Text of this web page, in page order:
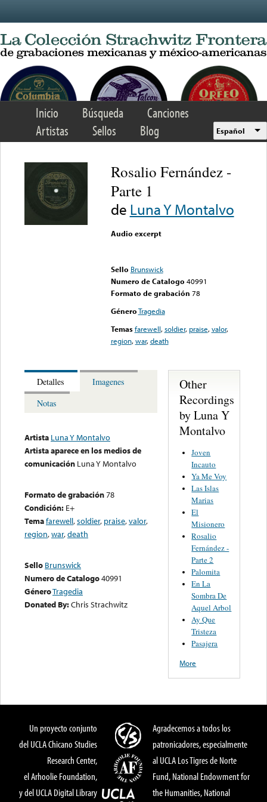
Inicio Búsqueda
Canciones
Artistas
Sellos Blog Español
Rosalio Fernández -
Parte 1
de Luna Y Montalvo
Audio excerpt
Sello Brunswick
Numero de Catalogo 40991
Formato de grabación 78
GéneroTragedia
Temas farewell,soldier, praise,valor,
region,war,death
Detalles
Imagenes
Notas
Artista Luna Y Montalvo
Artista aparece en los medios de
comunicación Luna Y Montalvo
Formato de grabación78
Condición: E+
Temafarewell,soldier, praise,valor,
region,war,death
Sello Brunswick
Numero de Catalogo40991
GéneroTragedia
Donated By:Chris Strachwitz
Other
Recordings
by Luna Y
Montalvo
Joven
Incauto
Ya Me Voy
Las Islas
Marias
El
Misionero
Rosalio
Fernández -
Parte 2
Palomita
En La
Sombra De
Aquel Arbol
Ay Que
Tristeza
Pasajera
More
Un proyecto conjunto
del UCLA Chicano Studies
Research Center,
el Arhoolie Foundation,
y del UCLA Digital Library
Agradecemos a todos los
patronicadores, especialmente
al UCLA Los Tigres de Norte
Fund, National Endowment for
the Humanities, National